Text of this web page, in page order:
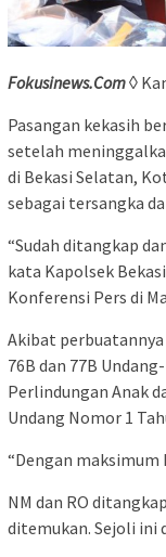
Fokusinews.Com◊
Pasangan kekasih
setelah
di Bekasi Selatan,
sebagai tersangka
“Sudah ditangkap
kata Kapolsek
Konferensi Pers di
Akibat
76B dan 77B
Perlindungan Anak
Undang Nomor 1
“Dengan maksimum
NM dan RO
ditemukan. Sejoli ini